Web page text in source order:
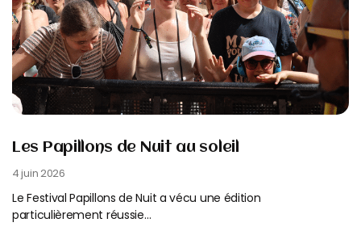
Les Papillons de Nuit au soleil
4 juin 2026
Le Festival Papillons de Nuit a vécu une édition
particulièrement réussie…